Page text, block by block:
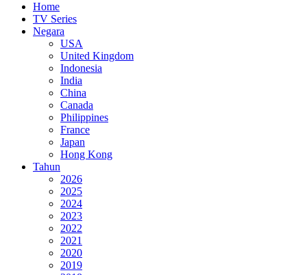
Home
TV Series
Negara
USA
United Kingdom
Indonesia
India
China
Canada
Philippines
France
Japan
Hong Kong
Tahun
2026
2025
2024
2023
2022
2021
2020
2019